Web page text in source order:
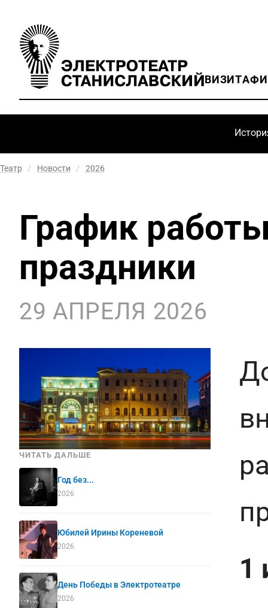
ВИЗИТ
Театр / Новости / 2026
График
праздники
29 АПРЕЛЯ 2026
ЧИТАТЬ ДАЛЬШЕ
Год без...
2026
Юбилей Ирины Кореневой
2026
День Победы в Электротеатре
2026
1